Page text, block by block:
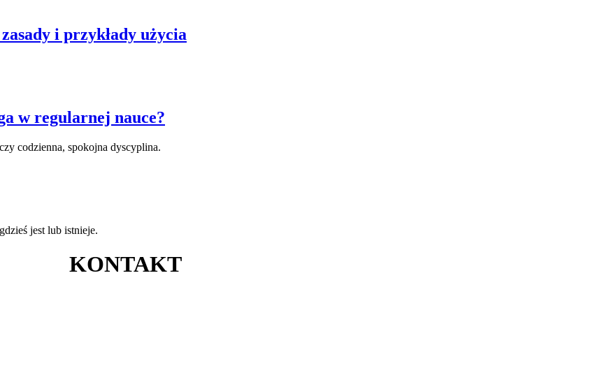
i przykłady użycia
w regularnej nauce?
codzienna, spokojna dyscyplina.
jest lub istnieje.
KONTAKT